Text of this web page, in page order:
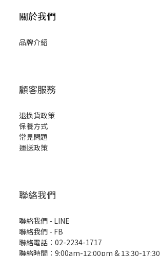
關於我們
品牌介紹
顧客服務
退換貨政策
保養方式
常見問題
運送政策
聯絡我們
聯絡我們 - LINE
聯絡我們 - FB
聯絡電話：02-2234-1717
聯絡時間：9:00am-12:00pm & 13:30-17:30